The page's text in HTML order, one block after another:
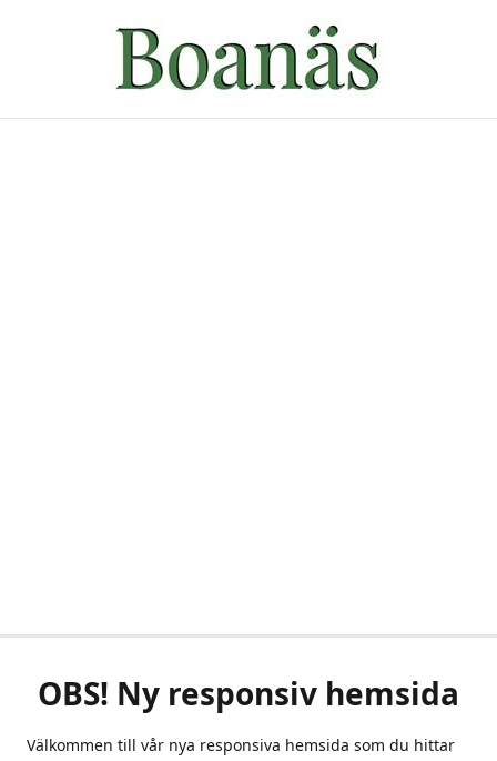
OBS! Ny responsiv hemsida
Välkommen till vår nya responsiva hemsida som du hittar